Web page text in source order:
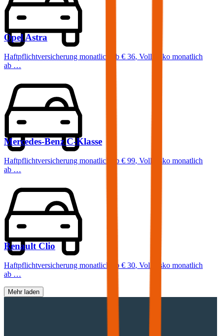
Opel Astra
Haftpflichtversicherung monatlich ab € 36, Vollkasko monatlich
ab …
Mercedes-Benz C-Klasse
Haftpflichtversicherung monatlich ab € 99, Vollkasko monatlich
ab …
Renault Clio
Haftpflichtversicherung monatlich ab € 30, Vollkasko monatlich
ab …
Mehr laden